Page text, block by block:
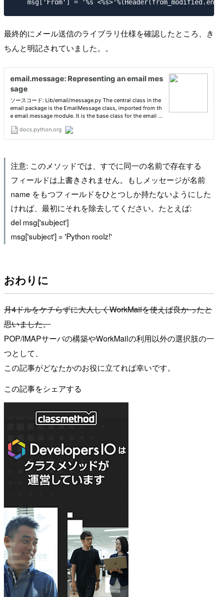
最終的にメール送信のライブラリ仕様を確認したところ、き
ちんと明記されていました。。
注意: このメソッドでは、すでに同一の名前で存在する
フィールドは上書きされません。もしメッセージが名前
name をもつフィールドをひとつしか持たないようにした
ければ、最初にそれを除去してください。たとえば:
del msg['subject']
msg['subject'] = 'Python roolz!'
おわりに
月4ドルをケチらずに大人しくWorkMailを使えば良かったと
思いました。
POP/IMAPサーバの構築やWorkMailの利用以外の選択肢の一
つとして、
この記事がどなたかのお役に立てれば幸いです。
この記事をシェアする